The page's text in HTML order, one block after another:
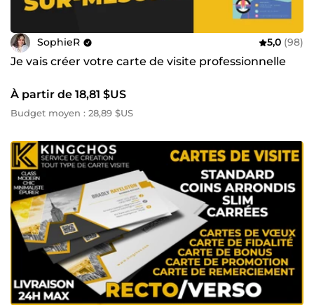
SophieR 5,0 (98)
Je vais créer votre carte de visite professionnelle
À partir de 18,81 $US
Budget moyen : 28,89 $US